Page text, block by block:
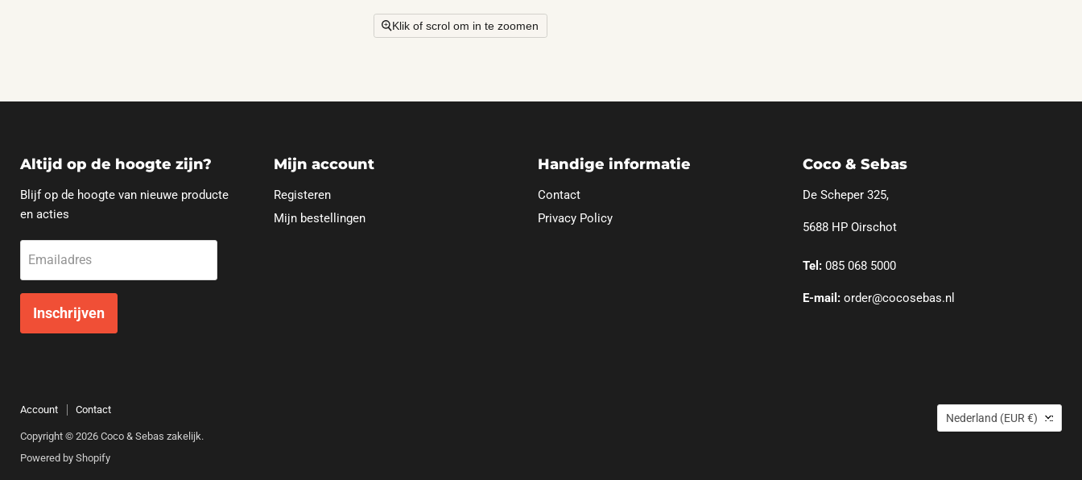
Klik of scrol om in te zoomen
Altijd op de hoogte zijn?
Blijf op de hoogte van nieuwe producte
en acties
Emailadres
Inschrijven
Mijn account
Registeren
Mijn bestellingen
Handige informatie
Contact
Privacy Policy
Coco & Sebas
De Scheper 325,
5688 HP Oirschot
Tel: 085 068 5000
E-mail: order@cocosebas.nl
Account Contact
Copyright © 2026 Coco & Sebas zakelijk.
Powered by Shopify
Land
Nederland (EUR €)